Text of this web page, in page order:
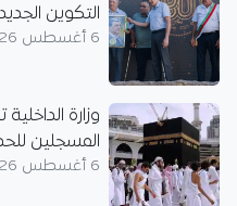
التكوين
6 أغسطس 2026
وزارة
المسجلين
6 أغسطس 2026